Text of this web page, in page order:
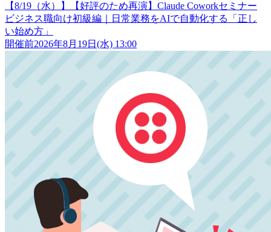
【8/19（水）】【好評のため再演】Claude Coworkセミナー
ビジネス職向け初級編｜日常業務をAIで自動化する「正し
い始め方」
開催前2026年8月19日(水) 13:00